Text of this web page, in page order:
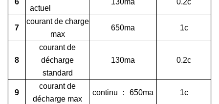
6
actuel
130ma 0.2c
7
courant de charge
max
650ma 1c
8
courant de
décharge
standard
130ma 0.2c
9
courant de
décharge max
continu ： 650ma 1c